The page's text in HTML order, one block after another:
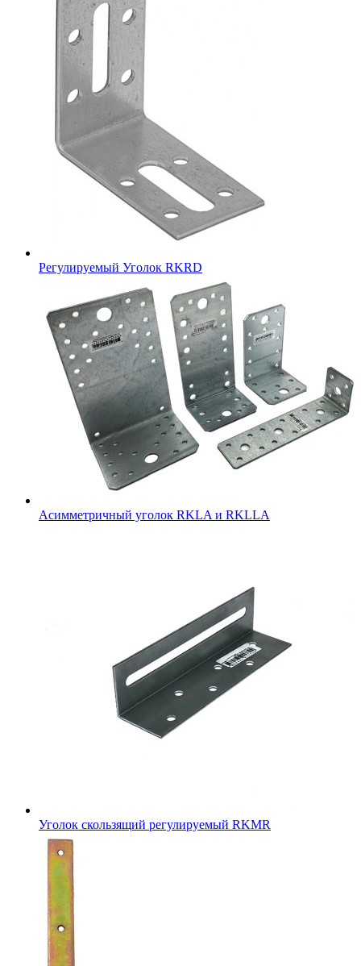
Регулируемый Уголок RKRD
Асимметричный уголок RKLA и RKLLA
Уголок скользящий регулируемый RKMR